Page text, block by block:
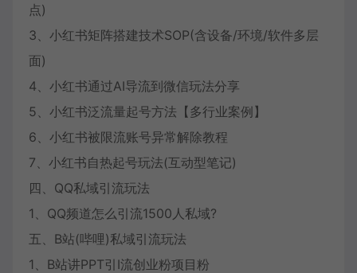
点)
3、小红书矩阵搭建技术SOP(含设备/环境/软件多层
面)
4、小红书通过AI导流到微信玩法分享
5、小红书泛流量起号方法【多行业案例】
6、小红书被限流账号异常解除教程
7、小红书自热起号玩法(互动型笔记)
四、QQ私域引流玩法
1、QQ频道怎么引流1500人私域?
五、B站(哔哩)私域引流玩法
1、B站讲PPT引I流创业粉项目粉